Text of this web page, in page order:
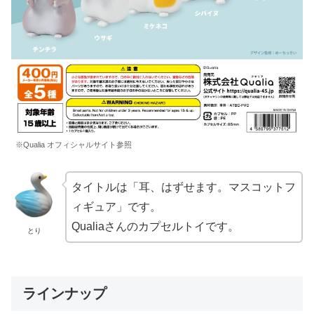
※Qualia オフィシャルサイト参照
とり
タイトルは「耳、はずせます。マスコットフ
ィギュア」です。
Qualiaさんのカプセルトイです。
ラインナップ